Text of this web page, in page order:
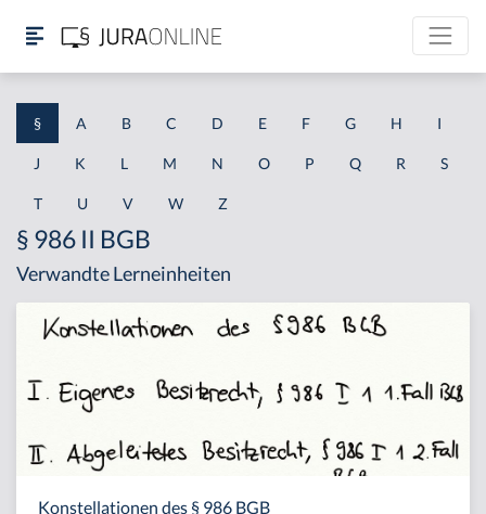
§ A B C D E F G H I
J K L M N O P Q R S
T U V W Z
§ 986 II BGB
Verwandte Lerneinheiten
Konstellationen des § 986 BGB